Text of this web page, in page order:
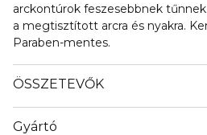
arckontúrok feszesebbnek
a megtisztított arcra és nyakra.
Paraben-mentes.
ÖSSZETEVŐK
Gyártó